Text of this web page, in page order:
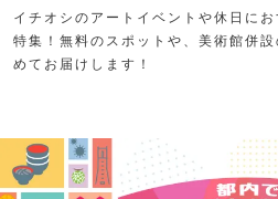
イチオシのアートイベントや休日に
特集！無料のスポットや、美術館併
めてお届けします！